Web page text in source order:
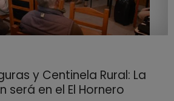
y Centinela Rural: La
será en el El Hornero